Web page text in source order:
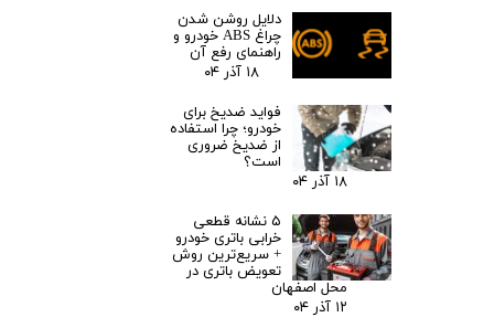
نمایندگی باتری های سبک و سنگین در اصفهان با خدمات و امداد رایگان
پویان باتری اصفهان(pooyan battey.ir)
09137118985
دلایل روشن شدن
چراغ ABS خودرو و
راهنمای رفع آن
۱۸ آذر ۰۴
فواید ضدیخ برای
خودرو؛ چرا استفاده
از ضدیخ ضروری
است؟
۱۸ آذر ۰۴
۵ نشانه قطعی
خرابی باتری خودرو
+ سریع‌ترین روش
تعویض باتری در
محل اصفهان
۱۲ آذر ۰۴